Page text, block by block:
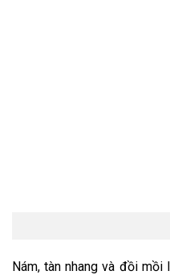
Nám, tàn nhang và đồi mồi